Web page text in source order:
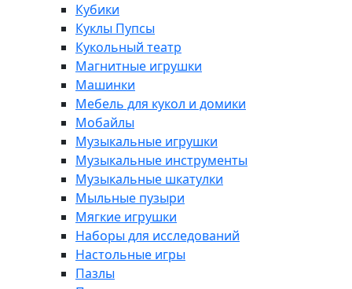
Кубики
Куклы Пупсы
Кукольный театр
Магнитные игрушки
Машинки
Мебель для кукол и домики
Мобайлы
Музыкальные игрушки
Музыкальные инструменты
Музыкальные шкатулки
Мыльные пузыри
Мягкие игрушки
Наборы для исследований
Настольные игры
Пазлы